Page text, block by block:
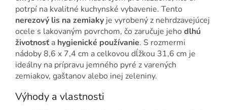
potrpí na kvalitné kuchynské vybavenie. Tento
nerezový lis na zemiaky je vyrobený z nehrdzavejúcej
ocele s lakovaným povrchom, čo zaručuje jeho dlhú
životnosť a hygienické používanie. S rozmermi
nádoby 8,6 x 7,4 cm a celkovou dĺžkou 31,6 cm je
ideálny na prípravu jemného pyré z varených
zemiakov, gaštanov alebo inej zeleniny.
Výhody a vlastnosti